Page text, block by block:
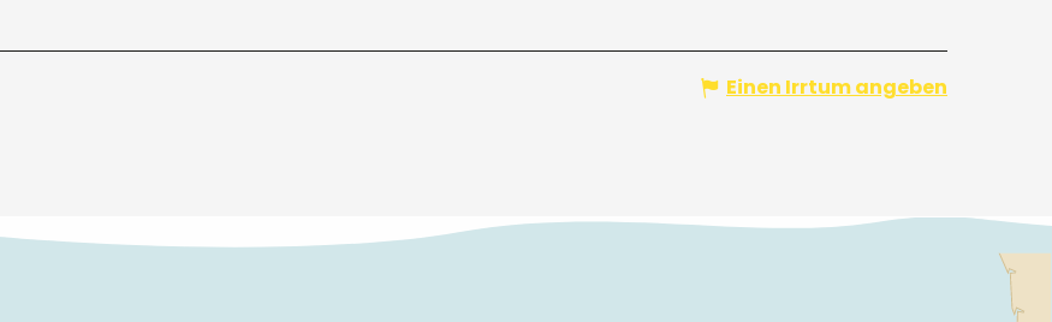
Einen Irrtum angeben